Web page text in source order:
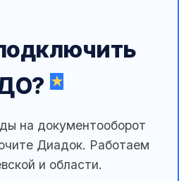
на документооборот
Диадок. Работаем
и области.